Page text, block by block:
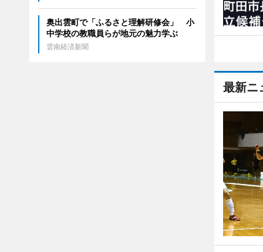
最新ニ
奥出雲町で「ふるさと理解研修会」 小
中学校の教職員らが地元の魅力学ぶ
雲南経済新聞